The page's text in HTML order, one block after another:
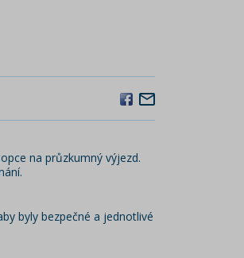
na průzkumný výjezd.
byly bezpečné a jednotlivé